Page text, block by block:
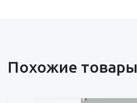
Похожие товары